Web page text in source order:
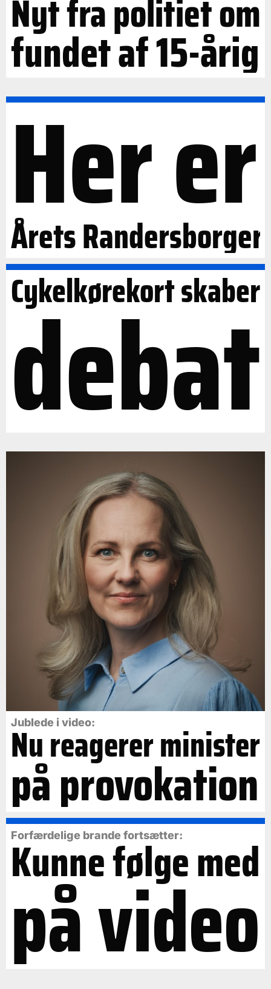
Nyt fra politiet om
fundet af 15-årig
Her er
Årets Randersborger
Cykelkørekort skaber
debat
Jublede i video:
Nu reagerer minister
på provokation
Forfærdelige brande fortsætter:
Kunne følge med
på video